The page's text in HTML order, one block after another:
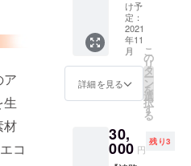
ア
生
材
コ
１２×１
４cm
1枚 自
然素材
で出来
たくり
返し使
える
ラッ
プ。小
鉢や
用上問
題あり
ませ
ん。 ※
金額は
すべて
税込み
です。
リジナ
ルレシ
ピによ
る完全
無添加
ちゃん
にも安
使える
石けん
です。
成分グ
リセリ
ンを多
く含む
使用後
は水切
置きで
保管し
を使っ
た無添
加石け
んで
す。 お
れしい
成分が
い心地
はさっ
ぱりし
アにお
越しい
ただけ
る方 ・
参加人
数は基
本おひ
までの
追加は
可能で
る栄養
素たっ
ぷりの
ホエイ
を使っ
た無添
加石け
れしい
成分が
60分 ＋
リフレ
ク40分
(9500円
相当)
＋ ホ
エイ石
けんお
相当)
＋ 特
製ドリ
け予
定：
2021
年11
月
詳細を見る
こ
の
リ
タ
ー
ン
を
選
択
す
る
30,
000 円
残り3